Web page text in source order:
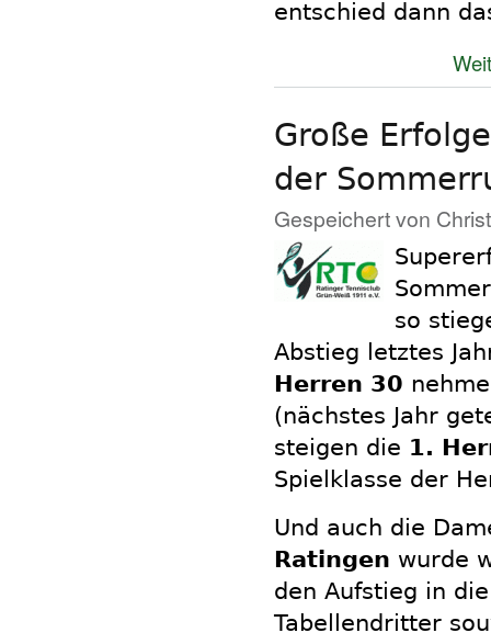
entschied dann
Große
der
Gespeichert von
so
Abstieg letztes
Herren 30
(nächstes Jahr
steigen die 1.
Spielklasse der
Und auch die
Ratingen wurde
den Aufstieg in
Tabellendritter